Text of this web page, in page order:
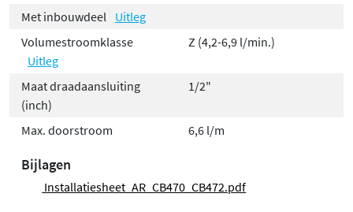
Met inbouwdeel
Uitleg
Volumestroomklasse
Uitleg
Z (4,2-6,9 l/min.)
Maat draadaansluiting
(inch)
1/2"
Max. doorstroom 6,6 l/m
Bijlagen
Installatiesheet_AR_CB470_CB472.pdf